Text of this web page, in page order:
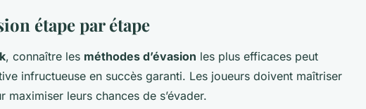
étape par étape
, connaître les méthodes d’évasion les plus efficaces peut
infructueuse en succès garanti. Les joueurs doivent maîtriser
maximiser leurs chances de s’évader.